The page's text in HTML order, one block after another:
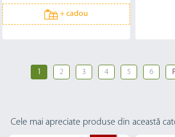
+cadou
1 2 3 4 5 6
Cele mai apreciate produse din această